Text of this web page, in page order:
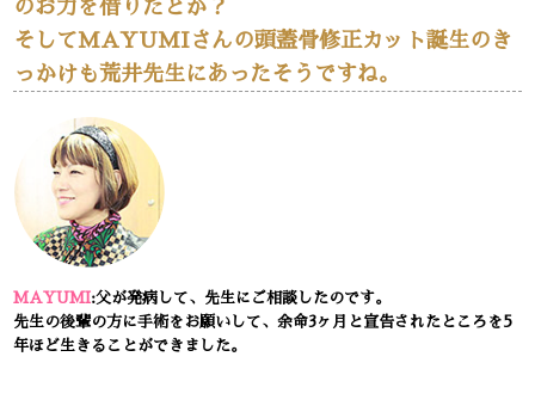
のお力を借りたとか？
そしてMAYUMIさんの頭蓋骨修正カット誕生のき
っかけも荒井先生にあったそうですね。
MAYUMI:父が発病して、先生にご相談したのです。
先生の後輩の方に手術をお願いして、余命3ヶ月と宣告されたところを5
年ほど生きることができました。